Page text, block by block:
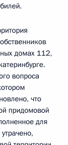
домах 112,
вопроса
что
придомовой
для